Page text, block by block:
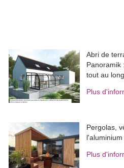
Abri de
Panoramik
tout au
Plus
Pergolas,
Plus